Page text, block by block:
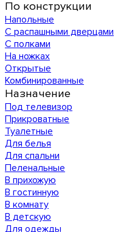
По конструкции
Напольные
С распашными дверцами
С полками
На ножках
Открытые
Комбинированные
Назначение
Под телевизор
Прикроватные
Туалетные
Для белья
Для спальни
Пеленальные
В прихожую
В гостинную
В комнату
В детскую
Для одежды